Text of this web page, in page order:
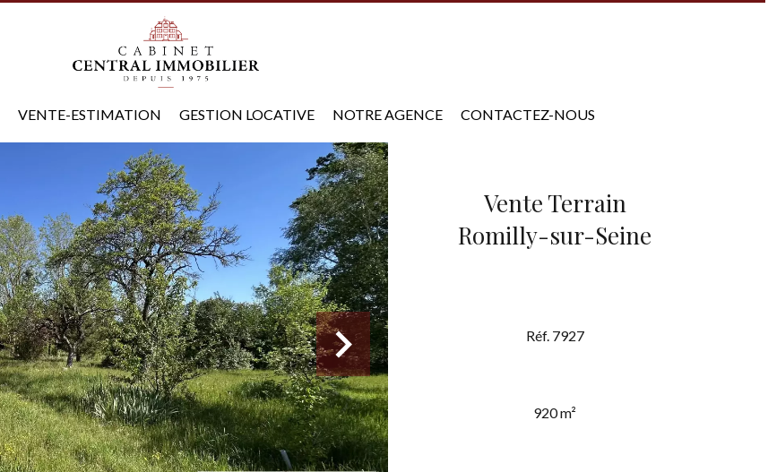
VENTE-ESTIMATION GESTION LOCATIVE NOTRE AGENCE CONTACTEZ-NOUS
Vente Terrain
Romilly-sur-Seine
Réf. 7927
920 m²